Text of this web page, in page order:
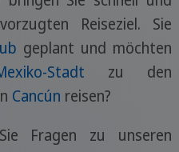
Reiseziel. Sie
geplant und möchten
Stadt zu den
Cancún reisen?
Fragen zu unseren